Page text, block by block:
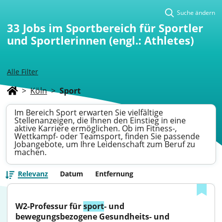
Alle Filter
Suche ändern
33 Jobs im Sportbereich für Sportler
und Sportlerinnen (engl.: Athletes)
> Köln > Sport
Im Bereich Sport erwarten Sie vielfältige
Stellenanzeigen, die Ihnen den Einstieg in eine
aktive Karriere ermöglichen. Ob im Fitness-,
Wettkampf- oder Teamsport, finden Sie passende
Jobangebote, um Ihre Leidenschaft zum Beruf zu
machen.
Relevanz Datum Entfernung
W2-Professur für sport- und
bewegungsbezogene Gesundheits- und